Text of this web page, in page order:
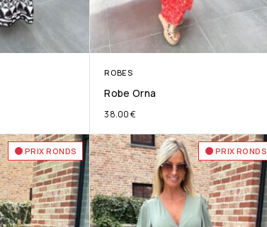
ROBES
Robe Orna
38.00€
PRIX RONDS PRIX RONDS